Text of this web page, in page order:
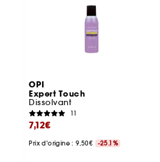
OPI
Expert Touch
Dissolvant
11
7,12€
Prix d'origine : 9,50€ -25.1%